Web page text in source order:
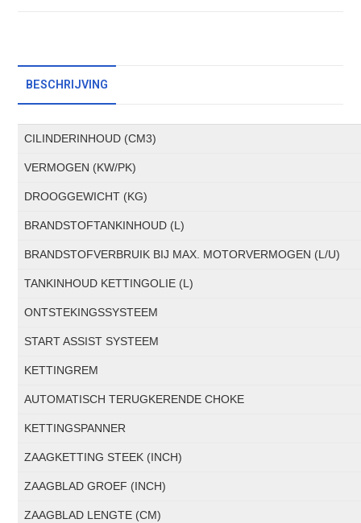
BESCHRIJVING
CILINDERINHOUD (CM3)
VERMOGEN (KW/PK)
DROOGGEWICHT (KG)
BRANDSTOFTANKINHOUD (L)
BRANDSTOFVERBRUIK BIJ MAX. MOTORVERMOGEN (L/U)
TANKINHOUD KETTINGOLIE (L)
ONTSTEKINGSSYSTEEM
START ASSIST SYSTEEM
KETTINGREM
AUTOMATISCH TERUGKERENDE CHOKE
KETTINGSPANNER
ZAAGKETTING STEEK (INCH)
ZAAGBLAD GROEF (INCH)
ZAAGBLAD LENGTE (CM)